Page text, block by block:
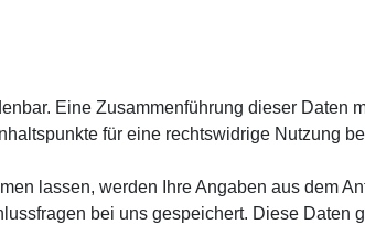
Eine Zusammenführung dieser
für eine rechtswidrige Nutzung
lassen, werden Ihre Angaben aus dem
bei uns gespeichert. Diese Daten